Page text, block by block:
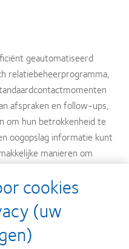
geautomatiseerd
relatiebeheerprogramma,
afspraken en follow-ups,
om hun betrokkenheid te
oogopslag informatie kunt
manieren om
en nieuwsbrieven te
kan, bijvoorbeeld,
door er een enquête bij te
om een beoordeling achter
cookies
(uw